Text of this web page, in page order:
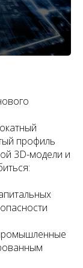
профиль
3D-модели и